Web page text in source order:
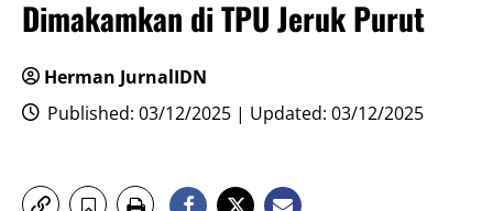
Dimakamkan di TPU Jeruk Purut
Herman JurnalIDN
Published: 03/12/2025 | Updated: 03/12/2025